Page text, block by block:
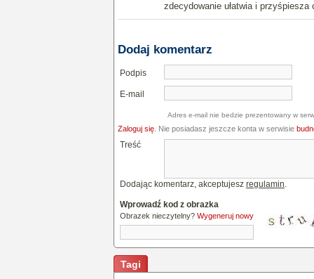
zdecydowanie ułatwia i przyśpiesza
Dodaj komentarz
Podpis
E-mail
Adres e-mail nie bedzie prezentowany w
Zaloguj się . Nie posiadasz jeszcze konta w serwisie
Treść
Dodając komentarz, akceptujesz regulamin.
Wprowadź kod z obrazka
Obrazek nieczytelny? Wygeneruj nowy
Tagi